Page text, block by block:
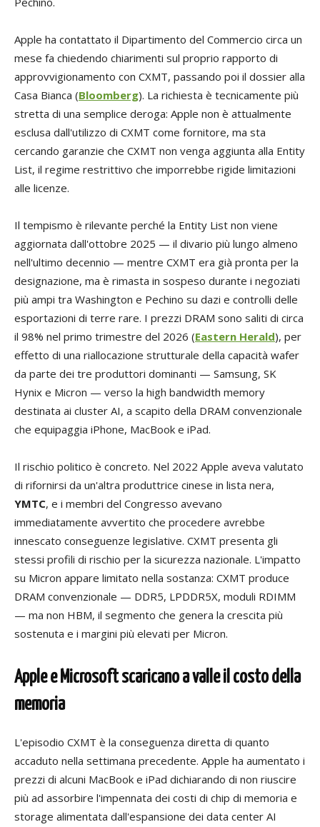
Apple ha contattato il Dipartimento del Commercio circa un
mese fa chiedendo chiarimenti sul proprio rapporto di
approvvigionamento con CXMT, passando poi il dossier alla
Casa Bianca (Bloomberg). La richiesta è tecnicamente più
stretta di una semplice deroga: Apple non è attualmente
esclusa dall'utilizzo di CXMT come fornitore, ma sta
cercando garanzie che CXMT non venga aggiunta alla Entity
List, il regime restrittivo che imporrebbe rigide limitazioni
alle licenze.
Il tempismo è rilevante perché la Entity List non viene
aggiornata dall'ottobre 2025 — il divario più lungo almeno
nell'ultimo decennio — mentre CXMT era già pronta per la
designazione, ma è rimasta in sospeso durante i negoziati
più ampi tra Washington e Pechino su dazi e controlli delle
esportazioni di terre rare. I prezzi DRAM sono saliti di circa
il 98% nel primo trimestre del 2026 (Eastern Herald), per
effetto di una riallocazione strutturale della capacità wafer
da parte dei tre produttori dominanti — Samsung, SK
Hynix e Micron — verso la high bandwidth memory
destinata ai cluster AI, a scapito della DRAM convenzionale
che equipaggia iPhone, MacBook e iPad.
Il rischio politico è concreto. Nel 2022 Apple aveva valutato
di rifornirsi da un'altra produttrice cinese in lista nera,
YMTC, e i membri del Congresso avevano
immediatamente avvertito che procedere avrebbe
innescato conseguenze legislative. CXMT presenta gli
stessi profili di rischio per la sicurezza nazionale. L'impatto
su Micron appare limitato nella sostanza: CXMT produce
DRAM convenzionale — DDR5, LPDDR5X, moduli RDIMM
— ma non HBM, il segmento che genera la crescita più
sostenuta e i margini più elevati per Micron.
Apple e Microsoft scaricano a valle il costo della
memoria
L'episodio CXMT è la conseguenza diretta di quanto
accaduto nella settimana precedente. Apple ha aumentato i
prezzi di alcuni MacBook e iPad dichiarando di non riuscire
più ad assorbire l'impennata dei costi di chip di memoria e
storage alimentata dall'espansione dei data center AI